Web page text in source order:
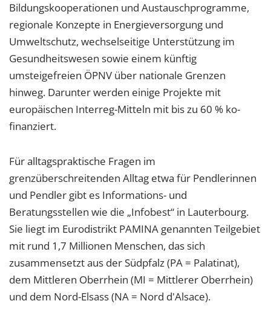
Bildungskooperationen und Austauschprogramme,
regionale Konzepte in Energieversorgung und
Umweltschutz, wechselseitige Unterstützung im
Gesundheitswesen sowie einem künftig
umsteigefreien ÖPNV über nationale Grenzen
hinweg. Darunter werden einige Projekte mit
europäischen Interreg-Mitteln mit bis zu 60 % ko-
finanziert.
Für alltagspraktische Fragen im
grenzüberschreitenden Alltag etwa für Pendlerinnen
und Pendler gibt es Informations- und
Beratungsstellen wie die „Infobest“ in Lauterbourg.
Sie liegt im Eurodistrikt PAMINA genannten Teilgebiet
mit rund 1,7 Millionen Menschen, das sich
zusammensetzt aus der Südpfalz (PA = Palatinat),
dem Mittleren Oberrhein (MI = Mittlerer Oberrhein)
und dem Nord-Elsass (NA = Nord d'Alsace).